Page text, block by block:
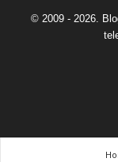
© 2009 - 2026.